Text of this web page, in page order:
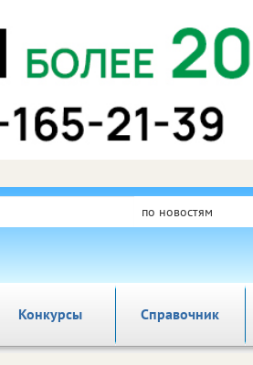
по новостям
Справочник
Конкурсы